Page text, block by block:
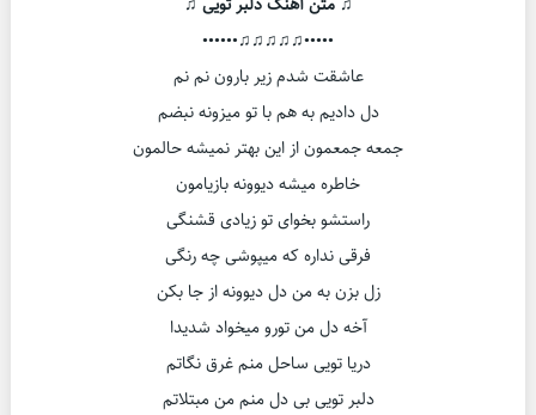
•••••♫♫♫♫♫••••••
عاشقت شدم زیر بارون نم نم
دل دادیم به هم با تو میزونه نبضم
جمعه جمعمون از این بهتر نمیشه حالمون
خاطره میشه دیوونه بازیامون
راستشو بخوای تو زیادی قشنگی
فرقی نداره که میپوشی چه رنگی
زل بزن به من دل دیوونه از جا بکن
آخه دل من تورو میخواد شدیدا
دریا تویی ساحل منم غرق نگاتم
دلبر تویی بی دل منم من مبتلاتم